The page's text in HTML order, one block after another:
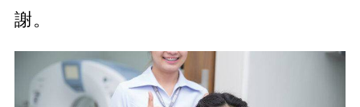
謝。